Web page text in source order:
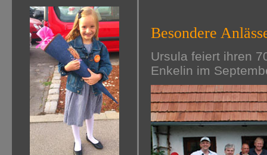
Besondere
Ursula feiert ihren
Enkelin im